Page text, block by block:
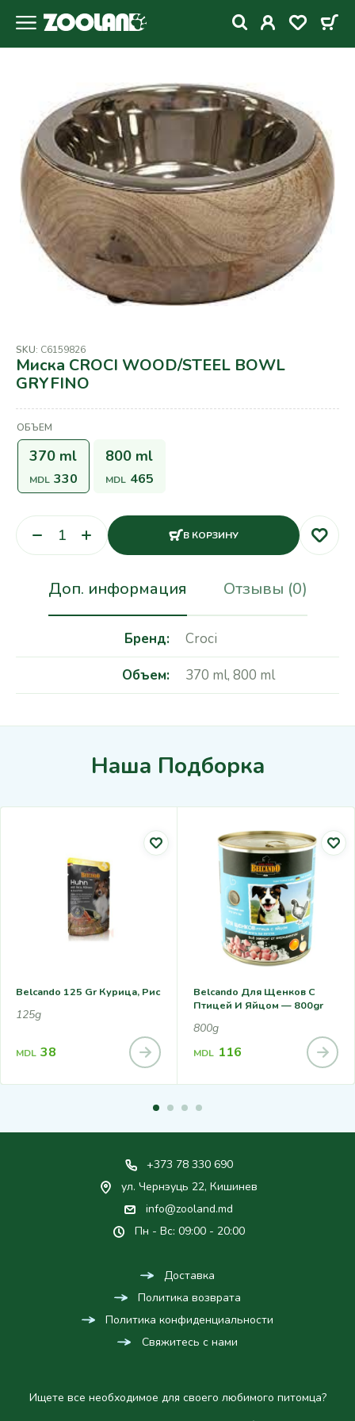
SKU: C6159826
Миска CROCI WOOD/STEEL BOWL
GRYFINO
ОБЪЕМ
370 ml
MDL 330
800 ml
MDL 465
В КОРЗИНУ
Доп. информация Отзывы (0)
Бренд
Croci
Объем
370 ml, 800 ml
Наша Подборка
Belcando 125 Gr Курица, Рис
125g
MDL 38
Belcando Для Щенков С
Птицей И Яйцом — 800gr
800g
MDL 116
+373 78 330 690
ул. Чернэуць 22, Кишинев
info@zooland.md
Пн - Вс: 09:00 - 20:00
Доставка
Политика возврата
Политика конфиденциальности
Свяжитесь с нами
Ищете все необходимое для своего любимого питомца?